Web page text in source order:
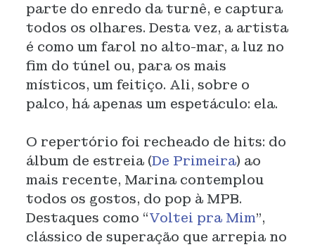
parte do enredo da turnê, e captura
todos os olhares. Desta vez, a artista
é como um farol no alto-mar, a luz no
fim do túnel ou, para os mais
místicos, um feitiço. Ali, sobre o
palco, há apenas um espetáculo: ela.
O repertório foi recheado de hits: do
álbum de estreia (De Primeira) ao
mais recente, Marina contemplou
todos os gostos, do pop à MPB.
Destaques como “Voltei pra Mim”,
clássico de superação que arrepia no